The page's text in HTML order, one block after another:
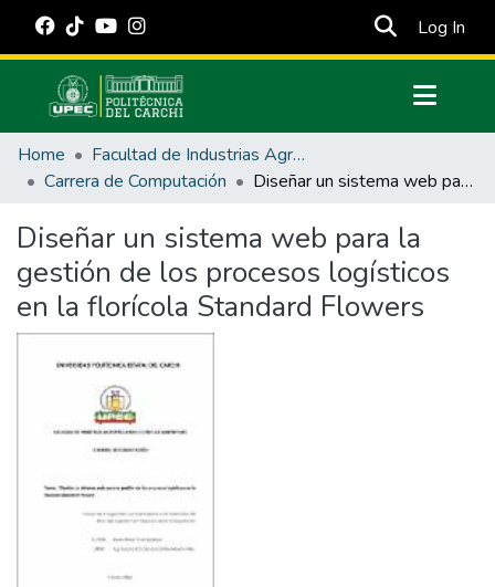
Log In
Communities & Collections
All of DSpace
Estadísticas Externas
Manuales
Home
Facultad de Industrias Agropecuarias y Ciencias Ambientales
Carrera de Computación
Diseñar un sistema web para la gestión de los procesos logísticos en la florícola Standard Flowers
Diseñar un sistema web para la
gestión de los procesos logísticos
en la florícola Standard Flowers